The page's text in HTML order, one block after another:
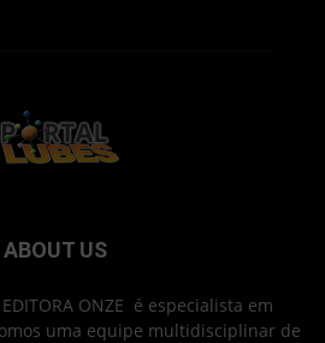
ABOUT US
ONZE é especialista em
uma equipe multidisciplinar de